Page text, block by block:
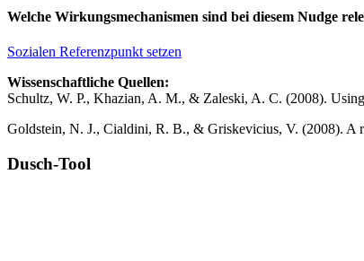
Welche Wirkungsmechanismen sind bei diesem Nudge
Sozialen Referenzpunkt setzen
Wissenschaftliche Quellen:
Schultz, W. P., Khazian, A. M., & Zaleski, A. C. (2008).
Goldstein, N. J., Cialdini, R. B., & Griskevicius, V. (2008). A
Dusch-Tool